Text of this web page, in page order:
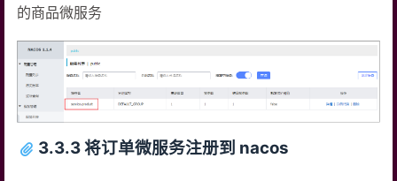
的商品微服务
3.3.3 将订单微服务注册到 nacos